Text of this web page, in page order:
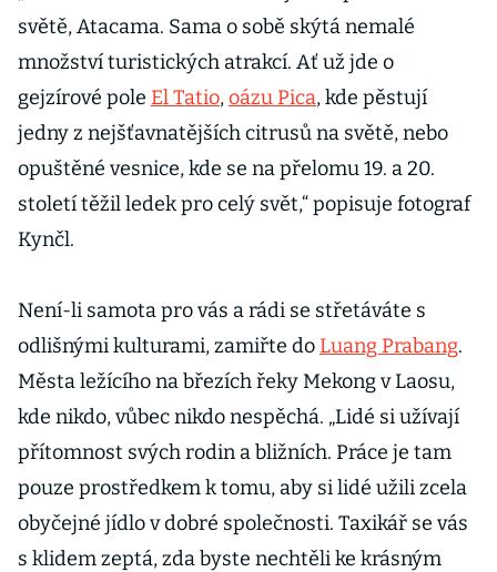
světě, Atacama. Sama o sobě skýtá nemalé
množství turistických atrakcí. Ať už jde o
gejzírové pole El Tatio,oázu Pica, kde pěstují
jedny z nejšťavnatějších citrusů na světě, nebo
opuštěné vesnice, kde se na přelomu 19. a 20.
století těžil ledek pro celý svět,“ popisuje fotograf
Kynčl.
Není-li samota pro vás a rádi se střetáváte s
odlišnými kulturami, zamiřte do Luang Prabang.
Města ležícího na březích řeky Mekong v Laosu,
kde nikdo, vůbec nikdo nespěchá. „Lidé si užívají
přítomnost svých rodin a bližních. Práce je tam
pouze prostředkem k tomu, aby si lidé užili zcela
obyčejné jídlo v dobré společnosti. Taxikář se vás
s klidem zeptá, zda byste nechtěli ke krásným